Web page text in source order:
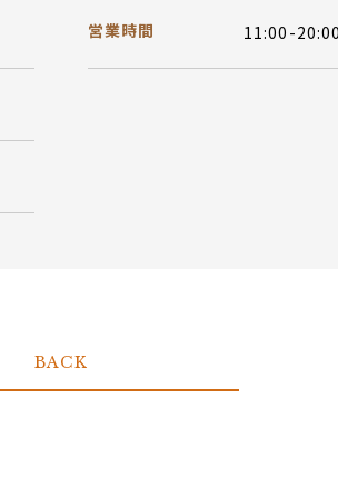
営業時間 11:00-
BACK